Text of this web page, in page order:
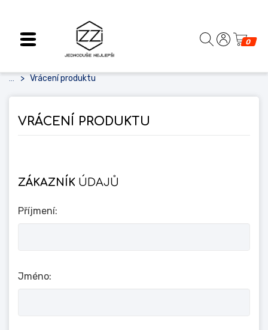
0
Vrácení produktu
VRÁCENÍ PRODUKTU
ZÁKAZNÍK ÚDAJŮ
Příjmení:
Jméno: